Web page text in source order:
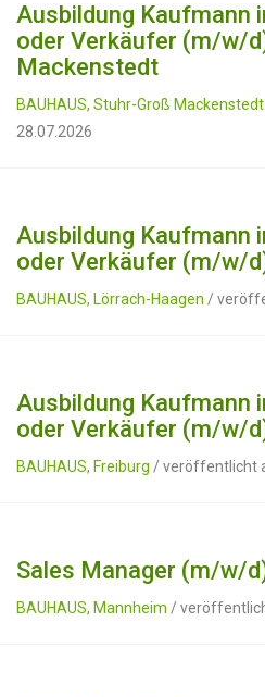
Ausbildung Kaufmann
oder Verkäufer (m/w/
Mackenstedt
BAUHAUS, Stuhr-Groß Mackenstedt
28.07.2026
Ausbildung Kaufmann
oder Verkäufer (m/w/
BAUHAUS, Lörrach-Haagen /
Ausbildung Kaufmann
oder Verkäufer (m/w/
BAUHAUS, Freiburg / veröffentlicht
Sales Manager (m/w/
BAUHAUS, Mannheim /